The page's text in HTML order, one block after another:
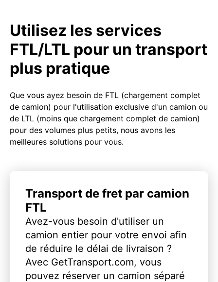
Utilisez les services
FTL/LTL pour un transport
plus pratique
Que vous ayez besoin de FTL (chargement complet
de camion) pour l'utilisation exclusive d'un camion ou
de LTL (moins que chargement complet de camion)
pour des volumes plus petits, nous avons les
meilleures solutions pour vous.
Transport de fret par camion
FTL
Avez-vous besoin d'utiliser un
camion entier pour votre envoi afin
de réduire le délai de livraison ?
Avec GetTransport.com, vous
pouvez réserver un camion séparé